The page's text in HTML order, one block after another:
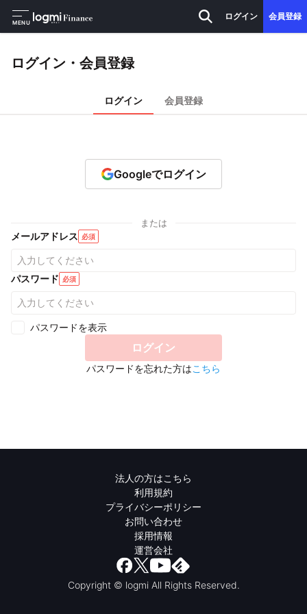
MENU
ログイン 会員登録
ログイン・会員登録
ログイン 会員登録
Googleでログイン
または
メールアドレス 必須
パスワード 必須
パスワードを表示
ログイン
パスワードを忘れた方はこちら
法人の方はこちら
利用規約
プライバシーポリシー
お問い合わせ
採用情報
運営会社
Copyright © logmi All Rights Reserved.